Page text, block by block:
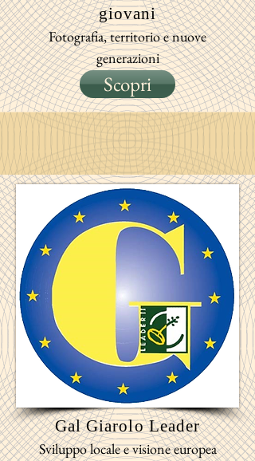
giovani
Fotografia, territorio e nuove
generazioni
Scopri
GalGiaroloLeader
Sviluppo locale e visione europea